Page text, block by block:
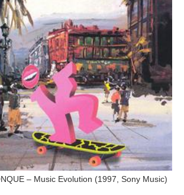
– Music Evolution (1997, Sony Music)